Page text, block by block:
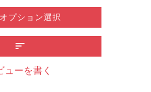
オプション選択
ューを書く